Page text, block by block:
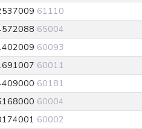
61110
65004
60093
60011
60181
60004
60002